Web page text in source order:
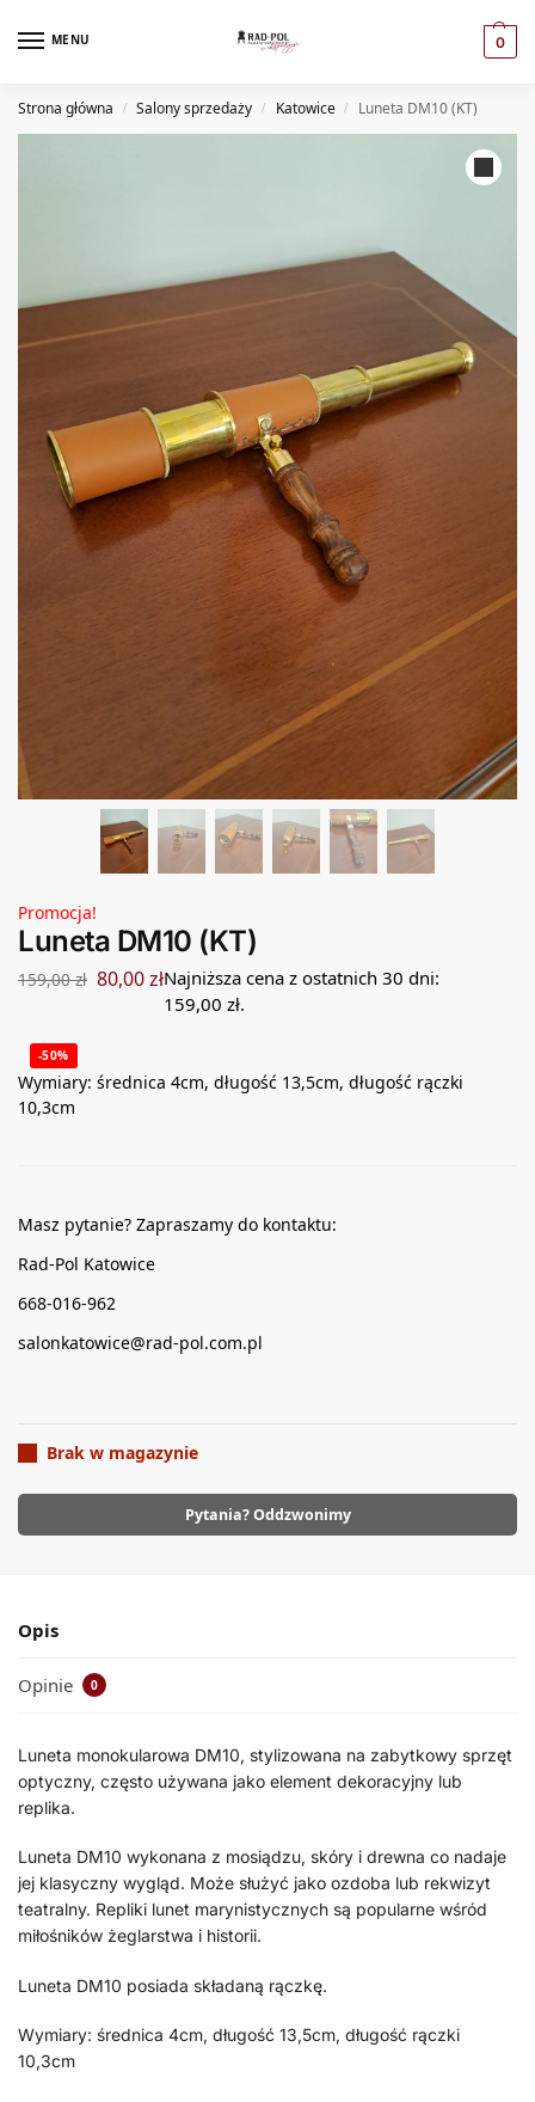
MENU 0
Strona główna / Salony sprzedaży / Katowice / Luneta DM10 (KT)
Promocja!
Luneta DM10 (KT)
159,00zł 80,00złNajniższa cena z ostatnich 30 dni:
159,00 zł.
-50%
Wymiary: średnica 4cm, długość 13,5cm, długość rączki
10,3cm
Masz pytanie? Zapraszamy do kontaktu:
Rad-Pol Katowice
668-016-962
salonkatowice@rad-pol.com.pl
Brak w magazynie
Pytania? Oddzwonimy
Opis
Opinie 0
Luneta monokularowa DM10, stylizowana na zabytkowy sprzęt
optyczny, często używana jako element dekoracyjny lub
replika.
Luneta DM10 wykonana z mosiądzu, skóry i drewna co nadaje
jej klasyczny wygląd. Może służyć jako ozdoba lub rekwizyt
teatralny. Repliki lunet marynistycznych są popularne wśród
miłośników żeglarstwa i historii.
Luneta DM10 posiada składaną rączkę.
Wymiary: średnica 4cm, długość 13,5cm, długość rączki
10,3cm